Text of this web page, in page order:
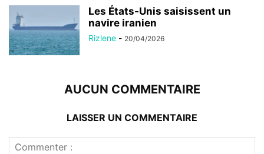
Les États-Unis saisissent un
navire iranien
Rizlene - 20/04/2026
AUCUN COMMENTAIRE
LAISSER UN COMMENTAIRE